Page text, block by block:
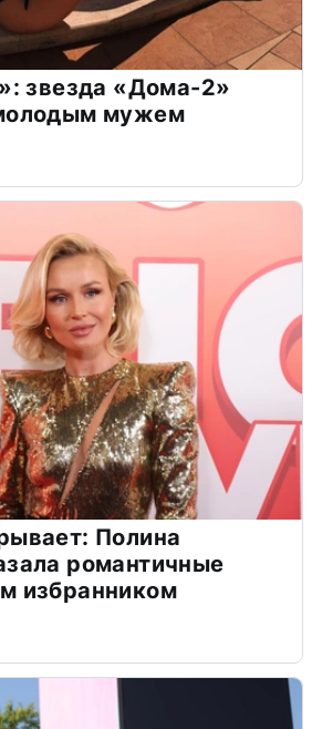
звезда «Дома-2»
мужем
Полина
романтичные
избранником